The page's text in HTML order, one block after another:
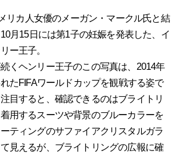
リカ人女優のメーガン・マークル氏と結
月15日には第1子の妊娠を発表した、イ
ー王子。
くヘンリー王子のこの写真は、2014年
たFIFAワールドカップを観戦する姿で
目すると、確認できるのはブライトリ
用するスーツや背景のブルーカラーを
ティングのサファイアクリスタルガラ
見えるが、ブライトリングの広報に確